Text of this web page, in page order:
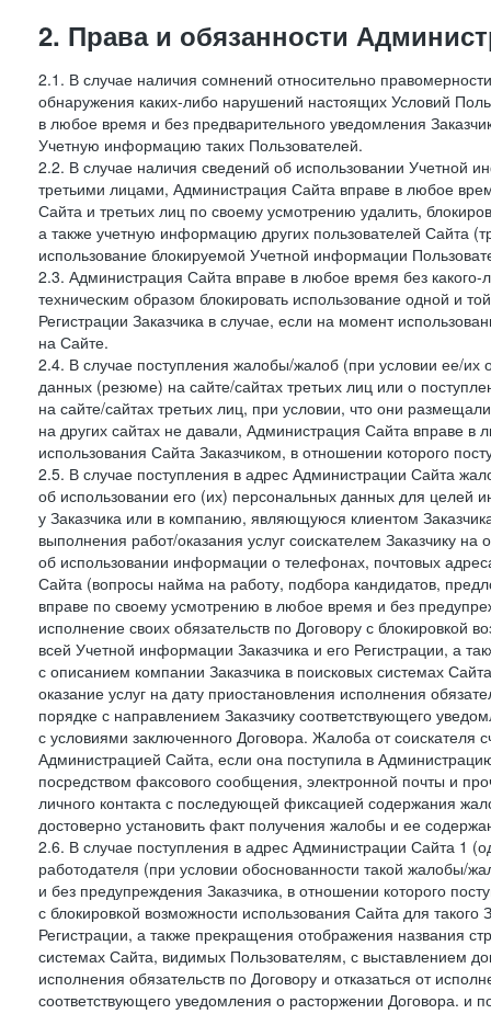
2. Права и обязанности
2.1. В случае наличия сомнений относительно
обнаружения каких-либо нарушений настоящих Условий
в любое время и без предварительного уведомления
Учетную информацию таких Пользователей.
2.2. В случае наличия сведений об использовании Учетной
третьими лицами, Администрация Сайта вправе в любое
Сайта и третьих лиц по своему усмотрению удалить,
а также учетную информацию других пользователей Сайта
использование блокируемой Учетной информации
2.3. Администрация Сайта вправе в любое время без
техническим образом блокировать использование одной и
Регистрации Заказчика в случае, если на момент
на Сайте.
2.4. В случае поступления жалобы/жалоб (при условии ее/их
данных (резюме) на сайте/сайтах третьих лиц или о
на сайте/сайтах третьих лиц, при условии, что они
на других сайтах не давали, Администрация Сайта вправе в
использования Сайта Заказчиком, в отношении которого
2.5. В случае поступления в адрес Администрации Сайта
об использовании его (их) персональных данных для целей
у Заказчика или в компанию, являющуюся клиентом
выполнения работ/оказания услуг соискателем Заказчику
об использовании информации о телефонах, почтовых
Сайта (вопросы найма на работу, подбора кандидатов,
вправе по своему усмотрению в любое время и без
исполнение своих обязательств по Договору с блокировкой
всей Учетной информации Заказчика и его Регистрации, а
с описанием компании Заказчика в поисковых системах
оказание услуг на дату приостановления исполнения
порядке с направлением Заказчику соответствующего
с условиями заключенного Договора. Жалоба от
Администрацией Сайта, если она поступила в
посредством факсового сообщения, электронной почты и
личного контакта с последующей фиксацией содержания
достоверно установить факт получения жалобы и ее
2.6. В случае поступления в адрес Администрации Сайта 1
работодателя (при условии обоснованности такой
и без предупреждения Заказчика, в отношении которого
с блокировкой возможности использования Сайта для
Регистрации, а также прекращения отображения названия
системах Сайта, видимых Пользователям, с выставлением
исполнения обязательств по Договору и отказаться от
соответствующего уведомления о расторжении Договора. и